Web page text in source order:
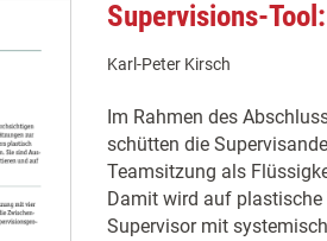
Supervisions-
Karl-Peter Kirsch
Im Rahmen des
schütten die
Teamsitzung als
Damit wird auf plastische
Supervisor mit